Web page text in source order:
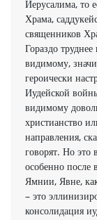
Иерусалима, то
Храма,
священников
Гораздо
видимому,
героически
Иудейской
видимому
христианство
направления,
говорят. Но это
особенно после
Ямнии, Явне,
– это
консолидация